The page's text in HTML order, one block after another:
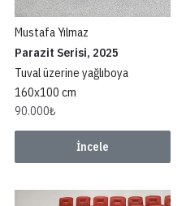
Mustafa Yılmaz
Parazit Serisi, 2025
Tuval üzerine yağlıboya
160x100 cm
90.000₺
İncele